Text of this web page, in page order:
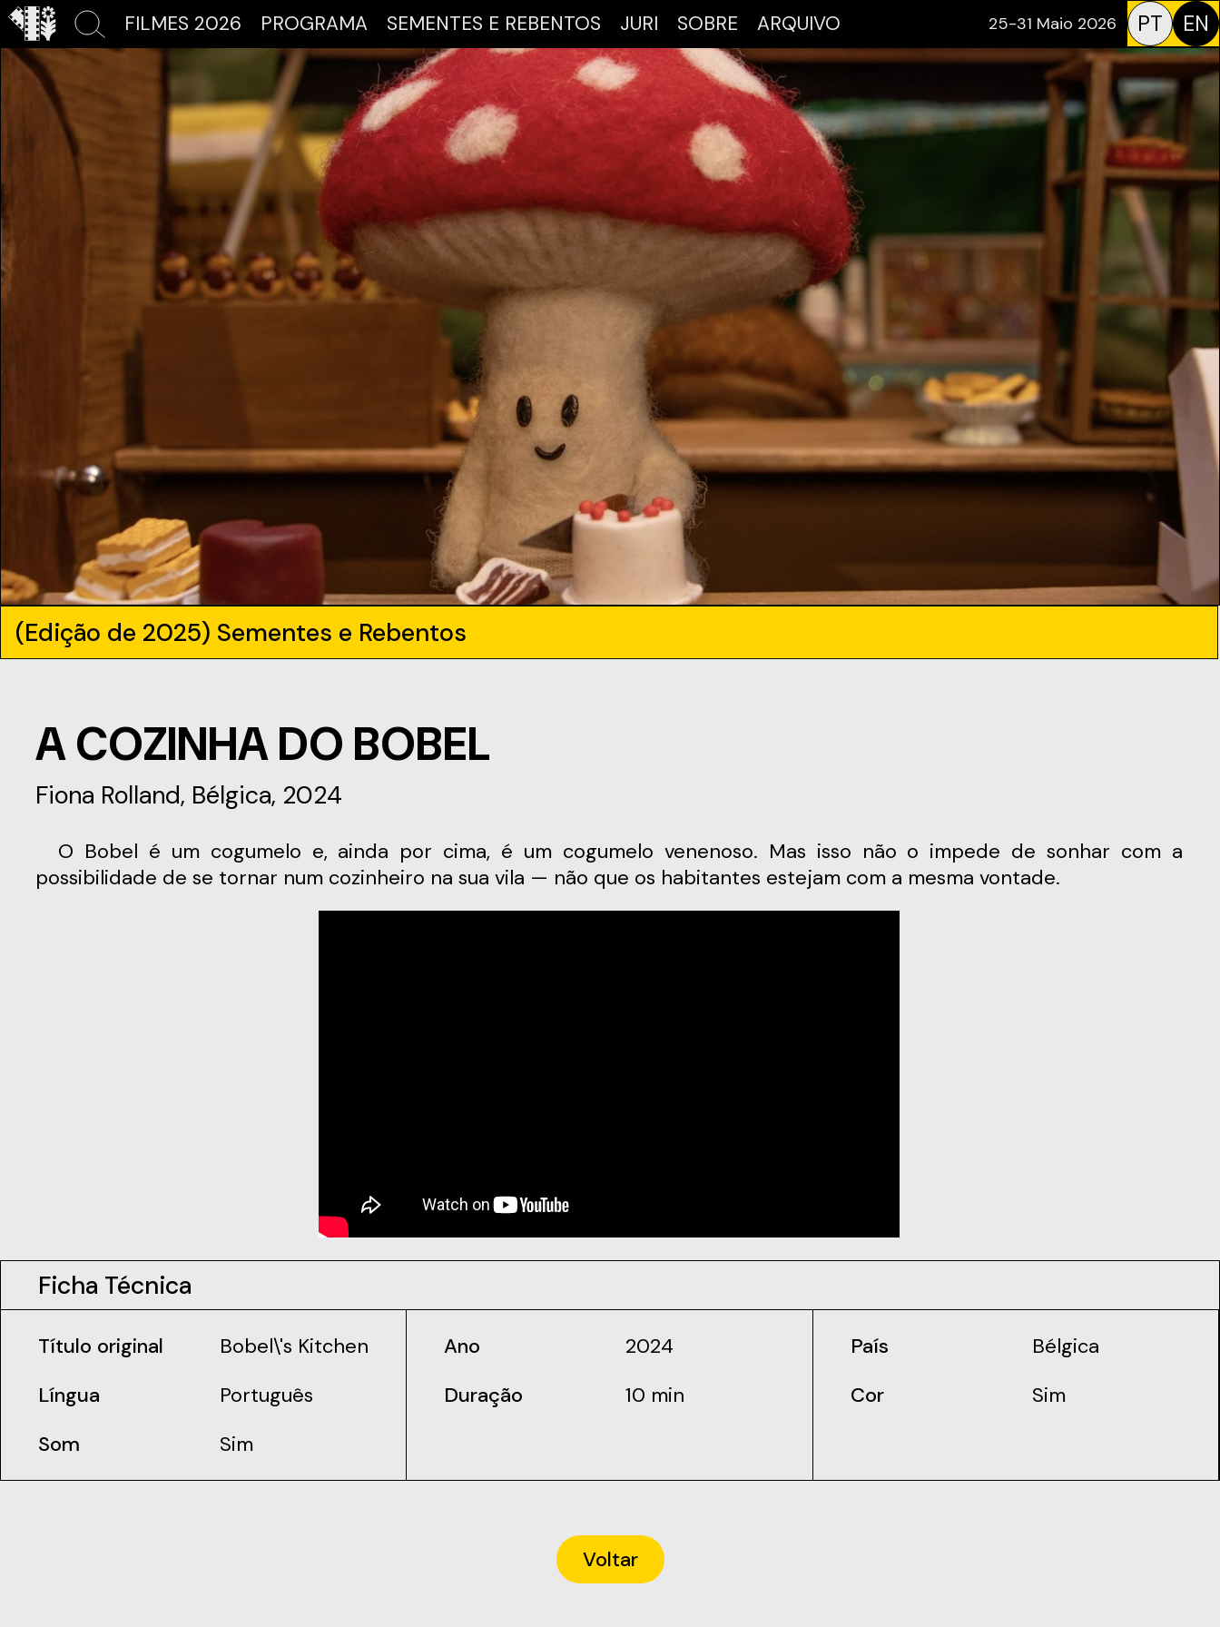
FILMES 2026 PROGRAMA SEMENTES E REBENTOS JURI SOBRE ARQUIVO 25-31 Maio 2026 PT EN
(Edição de 2025) Sementes e Rebentos
A COZINHA DO BOBEL
Fiona Rolland, Bélgica, 2024
O Bobel é um cogumelo e, ainda por cima, é um cogumelo venenoso. Mas isso não o impede de sonhar com a
possibilidade de se tornar num cozinheiro na sua vila — não que os habitantes estejam com a mesma vontade.
Ficha Técnica
Título original Bobel\'s Kitchen Ano 2024 País
Bélgica
Língua
Português Duração 10 min Cor
Sim
Som
Sim
Voltar